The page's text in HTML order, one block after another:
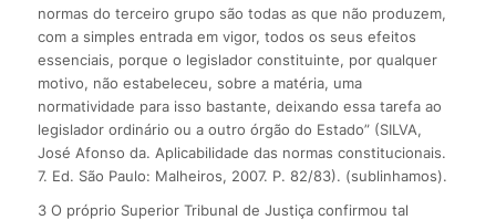
normas do terceiro grupo são todas as que não produzem,
com a simples entrada em vigor, todos os seus efeitos
essenciais, porque o legislador constituinte, por qualquer
motivo, não estabeleceu, sobre a matéria, uma
normatividade para isso bastante, deixando essa tarefa ao
legislador ordinário ou a outro órgão do Estado” (SILVA,
José Afonso da. Aplicabilidade das normas constitucionais.
7. Ed. São Paulo: Malheiros, 2007. P. 82/83). (sublinhamos).
3 O próprio Superior Tribunal de Justiça confirmou tal